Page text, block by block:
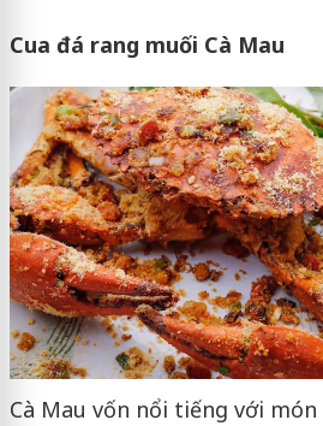
Cua đá rang muối Cà Mau
Cà Mau vốn nổi tiếng với